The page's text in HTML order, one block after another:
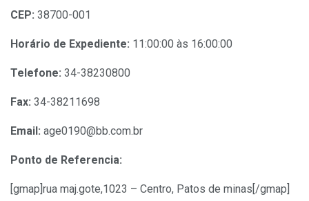
CEP: 38700-001
Horário de Expediente: 11:00:00 às 16:00:00
Telefone: 34-38230800
Fax: 34-38211698
Email: age0190@bb.com.br
Ponto de Referencia:
[gmap]rua maj.gote,1023 – Centro, Patos de minas[/gmap]